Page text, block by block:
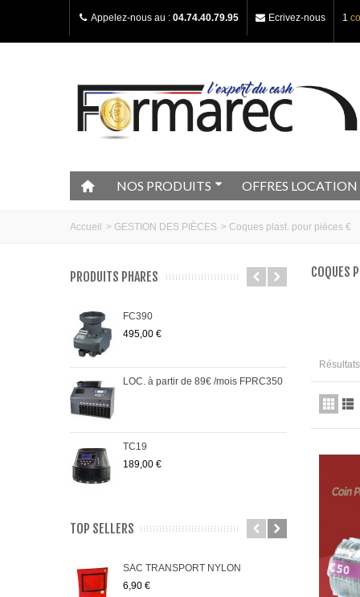
Appelez-nous au : 04.74.40.79.95 Ecrivez-nous 1
NOS PRODUITS OFFRES LOCATION
Accueil > GESTION DES PIÈCES > Coques plast. pour pièces €
PRODUITS PHARES
FC390
495,00 €
LOC. à partir de 89€ /mois FPRC350
TC19
189,00 €
TOP SELLERS
SAC TRANSPORT NYLON
6,90 €
COQUES